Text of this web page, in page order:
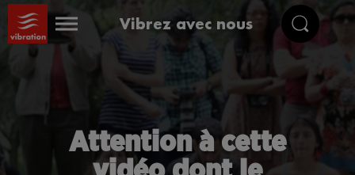
Vibrez avec nous
Attention à cette